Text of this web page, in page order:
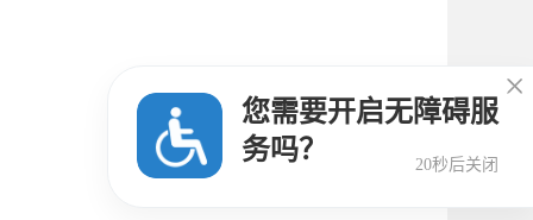
您需要开启无障碍服
务吗？
18秒后关闭
